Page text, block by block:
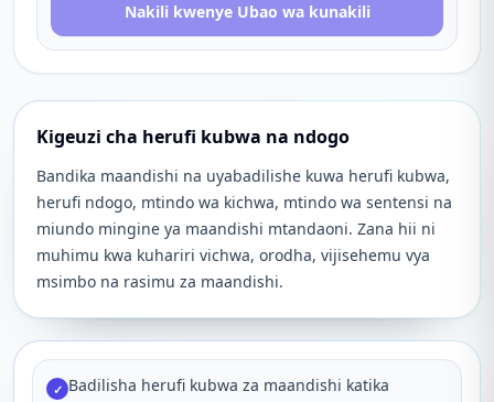
Nakili kwenye Ubao wa kunakili
Kigeuzi cha herufi kubwa na ndogo
Bandika maandishi na uyabadilishe kuwa herufi kubwa,
herufi ndogo, mtindo wa kichwa, mtindo wa sentensi na
miundo mingine ya maandishi mtandaoni. Zana hii ni
muhimu kwa kuhariri vichwa, orodha, vijisehemu vya
msimbo na rasimu za maandishi.
✓ Badilisha herufi kubwa za maandishi katika